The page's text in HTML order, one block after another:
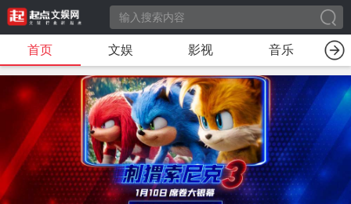
首页 文娱 影视 音乐